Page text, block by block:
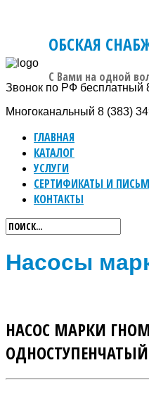
ОБСКАЯ
C Вами на одной
Звонок по РФ бесплатный
Многоканальный 8 (383)
ГЛАВНАЯ
КАТАЛОГ
УСЛУГИ
СЕРТИФИКАТЫ И
КОНТАКТЫ
Насосы
НАСОС МАРКИ